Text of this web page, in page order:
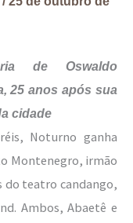
de Oswaldo
25 anos após sua
cidade
Noturno ganha
Montenegro, irmão
do teatro candango,
Ambos, Abaetê e